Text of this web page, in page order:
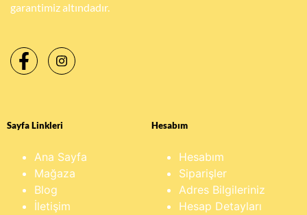
garantimiz altındadır.
Sayfa Linkleri
Ana Sayfa
Mağaza
Blog
İletişim
Hesabım
Hesabım
Siparişler
Adres Bilgileriniz
Hesap Detayları